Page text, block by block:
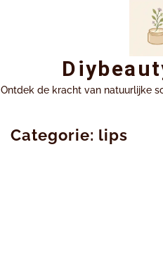
Ontdek de kracht van natuurlijke
Categorie: lips